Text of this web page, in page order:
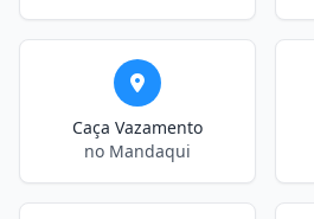
Caça Vazamento
no Mandaqui